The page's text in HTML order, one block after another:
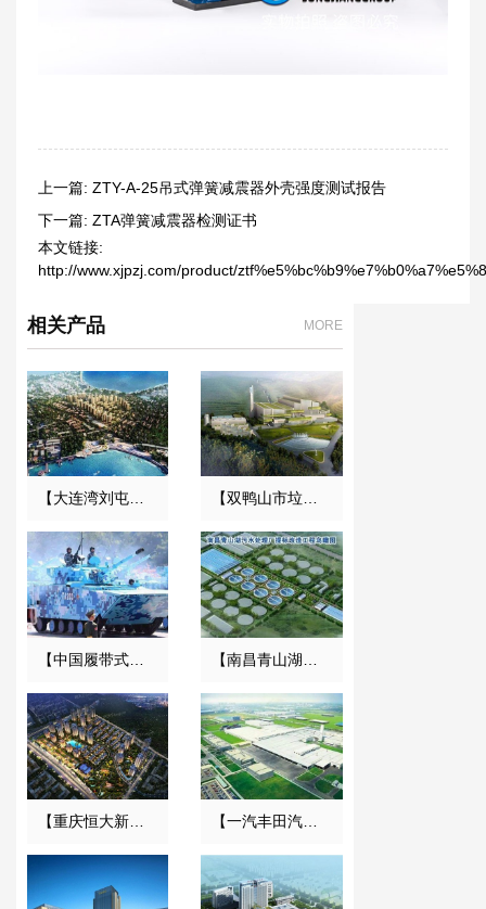
上一篇: ZTY-A-25吊式弹簧减震器外壳强度测试报告
下一篇: ZTA弹簧减震器检测证书
本文链接:
http://www.xjpzj.com/product/
相关产品 MORE
【大连湾刘屯旧区改造项目】变压器减震器合同 【双鸭山市垃圾焚烧发电项目】减振器合同